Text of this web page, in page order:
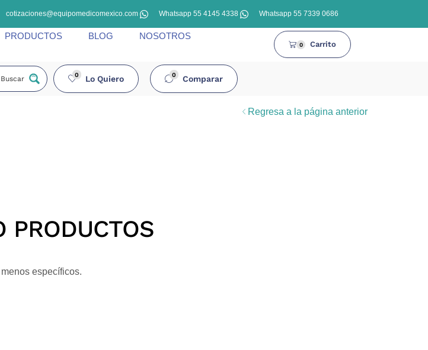
cotizaciones@equipomedicomexico.com Whatsapp 55 4145 4338 Whatsapp 55 7339 0686
PRODUCTOS BLOG
NOSOTROS
0 Carrito
Buscar 0 Lo Quiero 0 Comparar
Regresa a la página anterior
PRODUCTOS
específicos.